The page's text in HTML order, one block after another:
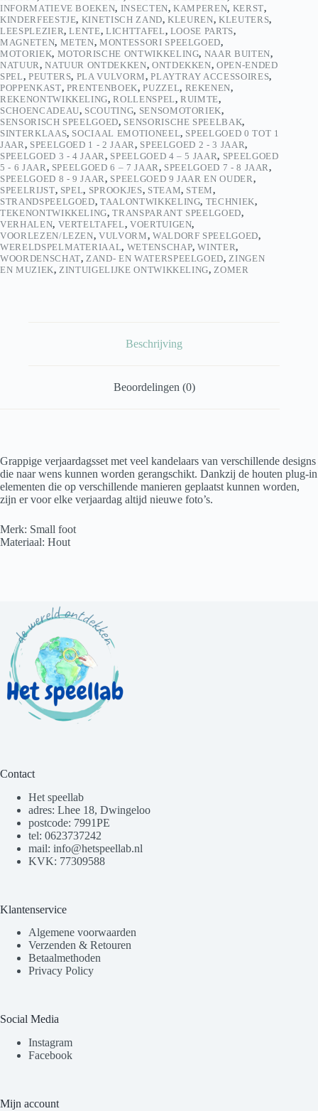
INFORMATIEVE BOEKEN, INSECTEN,KAMPEREN, KERST,
KINDERFEESTJE, KINETISCH ZAND,KLEUREN,KLEUTERS,
LEESPLEZIER,LENTE,LICHTTAFEL, LOOSE PARTS,
MAGNETEN, METEN,MONTESSORI SPEELGOED,
MOTORIEK, MOTORISCHE ONTWIKKELING, NAAR BUITEN,
NATUUR,NATUUR ONTDEKKEN, ONTDEKKEN,OPEN-ENDED
SPEL, PEUTERS, PLA VULVORM,PLAYTRAY ACCESSOIRES,
POPPENKAST, PRENTENBOEK,PUZZEL, REKENEN,
REKENONTWIKKELING,ROLLENSPEL,RUIMTE,
SCHOENCADEAU, SCOUTING, SENSOMOTORIEK,
SENSORISCH SPEELGOED, SENSORISCHE SPEELBAK,
SINTERKLAAS, SOCIAAL EMOTIONEEL, SPEELGOED 0 TOT 1
JAAR, SPEELGOED 1 - 2 JAAR, SPEELGOED 2 - 3 JAAR,
SPEELGOED 3 - 4 JAAR, SPEELGOED 4 – 5 JAAR, SPEELGOED
5 - 6 JAAR, SPEELGOED 6 – 7 JAAR, SPEELGOED 7 - 8 JAAR,
SPEELGOED 8 - 9 JAAR, SPEELGOED 9 JAAR EN OUDER,
SPEELRIJST, SPEL, SPROOKJES, STEAM, STEM,
STRANDSPEELGOED,TAALONTWIKKELING, TECHNIEK,
TEKENONTWIKKELING,TRANSPARANT SPEELGOED,
VERHALEN, VERTELTAFEL, VOERTUIGEN,
VOORLEZEN/LEZEN,VULVORM, WALDORF SPEELGOED,
WERELDSPELMATERIAAL, WETENSCHAP,WINTER,
WOORDENSCHAT,ZAND- EN WATERSPEELGOED,ZINGEN
EN MUZIEK,ZINTUIGELIJKE ONTWIKKELING,ZOMER
Beschrijving
Beoordelingen (0)
Grappige verjaardagsset met veel kandelaars van verschillende designs
die naar wens kunnen worden gerangschikt. Dankzij de houten plug-in
elementen die op verschillende manieren geplaatst kunnen worden,
zijn er voor elke verjaardag altijd nieuwe foto’s.
Merk: Small foot
Materiaal: Hout
Contact
Het speellab
adres: Lhee 18, Dwingeloo
postcode: 7991PE
tel: 0623737242
mail: info@hetspeellab.nl
KVK: 77309588
Klantenservice
Algemene voorwaarden
Verzenden & Retouren
Betaalmethoden
Privacy Policy
Social Media
Instagram
Facebook
Mijn account